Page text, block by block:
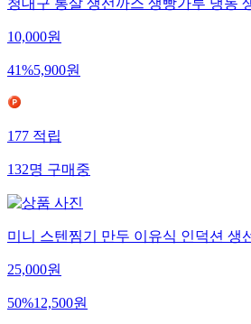
청대구 통살 생선까스 생빵가루 냉동
10,000원
41%5,900원
177적립
132명구매중
미니 스텐찜기 만두 이유식 인덕션 생
25,000원
50%12,500원